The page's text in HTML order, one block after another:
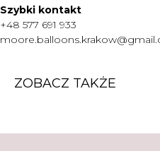
Szybki kontakt
+48 577 691 933
ZOBACZ TAKŻE
moore.balloons.krakow@gmail.com
POLITYKA PRYWATNOŚCI